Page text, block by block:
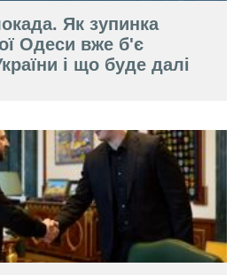
Як зупинка
Одеси вже б'є
і що буде далі